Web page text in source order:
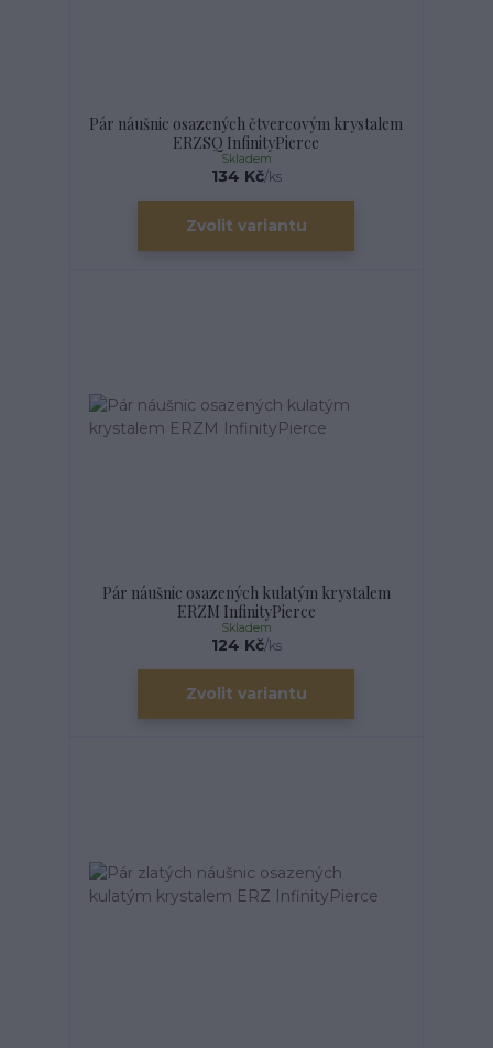
Pár náušnic osazených čtvercovým krystalem
ERZSQ InfinityPierce
134 Kč/ks
Skladem
Zvolit variantu
Pár náušnic osazených kulatým krystalem
ERZM InfinityPierce
124 Kč/ks
Skladem
Zvolit variantu